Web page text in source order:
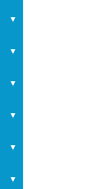
▼
▼
▼
▼
▼
▼